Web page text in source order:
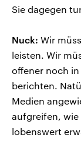
Sie dagegen
Nuck: Wir
leisten. Wir
offener noch
berichten.
Medien
aufgreifen, wie
lobenswert